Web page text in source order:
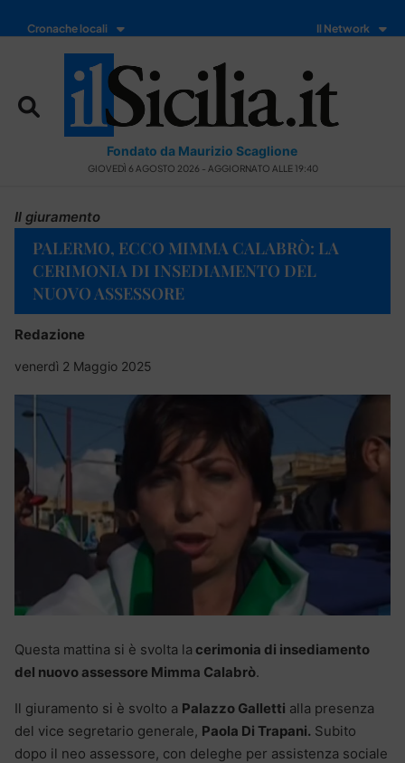
Cronache locali Il Network
Fondato da Maurizio Scaglione
GIOVEDÌ 6 AGOSTO 2026 - AGGIORNATO ALLE 19:40
Il giuramento
PALERMO, ECCO MIMMA CALABRÒ: LA
CERIMONIA DI INSEDIAMENTO DEL
NUOVO ASSESSORE
Redazione
venerdì 2 Maggio 2025
Questa mattina si è svolta la cerimonia di insediamento
del nuovo assessore Mimma Calabrò.
Il giuramento si è svolto a Palazzo Galletti alla presenza
del vice segretario generale, Paola Di Trapani. Subito
dopo il neo assessore, con deleghe per assistenza sociale